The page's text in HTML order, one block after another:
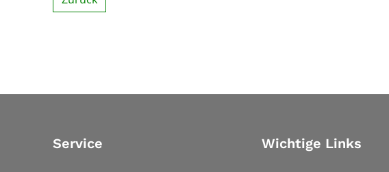
Service Wichtige Links